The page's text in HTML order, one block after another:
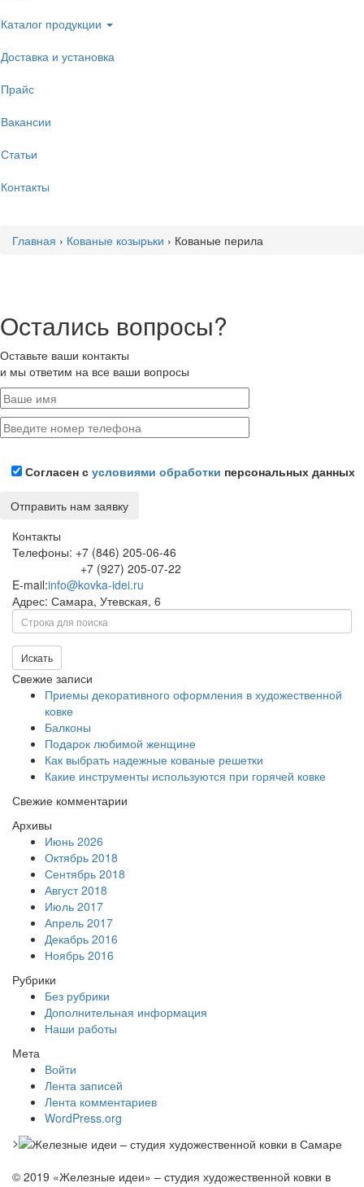
Каталог продукции
Доставка и установка
Прайс
Вакансии
Статьи
Контакты
Главная › Кованые козырьки › Кованые перила
Остались вопросы?
Оставьте ваши контакты
и мы ответим на все ваши вопросы
Согласен с условиями обработки персональных данных
Контакты
Телефоны: +7 (846) 205-06-46
+7 (927) 205-07-22
E-mail:info@kovka-idei.ru
Адрес: Самара, Утевская, 6
Поиск
Искать
Свежие записи
Приемы декоративного оформления в художественной
ковке
Балконы
Подарок любимой женщине
Как выбрать надежные кованые решетки
Какие инструменты используются при горячей ковке
Свежие комментарии
Архивы
Июнь 2026
Октябрь 2018
Сентябрь 2018
Август 2018
Июль 2017
Апрель 2017
Декабрь 2016
Ноябрь 2016
Рубрики
Без рубрики
Дополнительная информация
Наши работы
Мета
Войти
Лента записей
Лента комментариев
WordPress.org
>
© 2019 «Железные идеи» – студия художественной ковки в